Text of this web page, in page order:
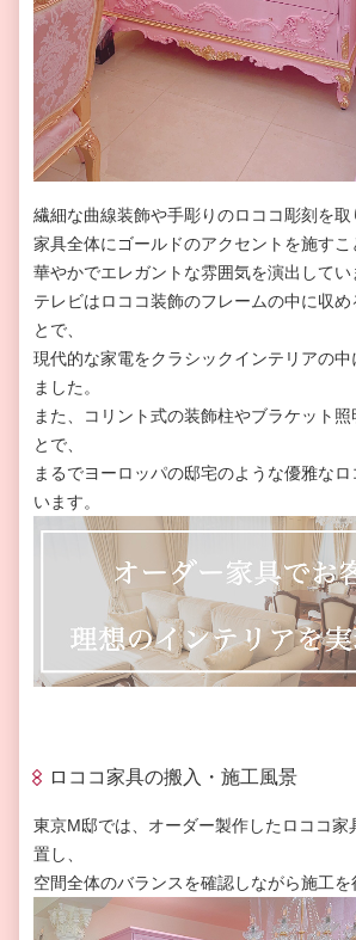
繊細な曲線装飾や手彫りのロココ彫刻を取
家具全体にゴールドのアクセントを施すこ
華やかでエレガントな雰囲気を演出してい
テレビはロココ装飾のフレームの中に収め
とで、
現代的な家電をクラシックインテリアの
ました。
また、コリント式の装飾柱やブラケット照
とで、
まるでヨーロッパの邸宅のような優雅な
います。
ロココ家具の搬入・施工風景
東京M邸では、オーダー製作したロココ家
置し、
空間全体のバランスを確認しながら施工を